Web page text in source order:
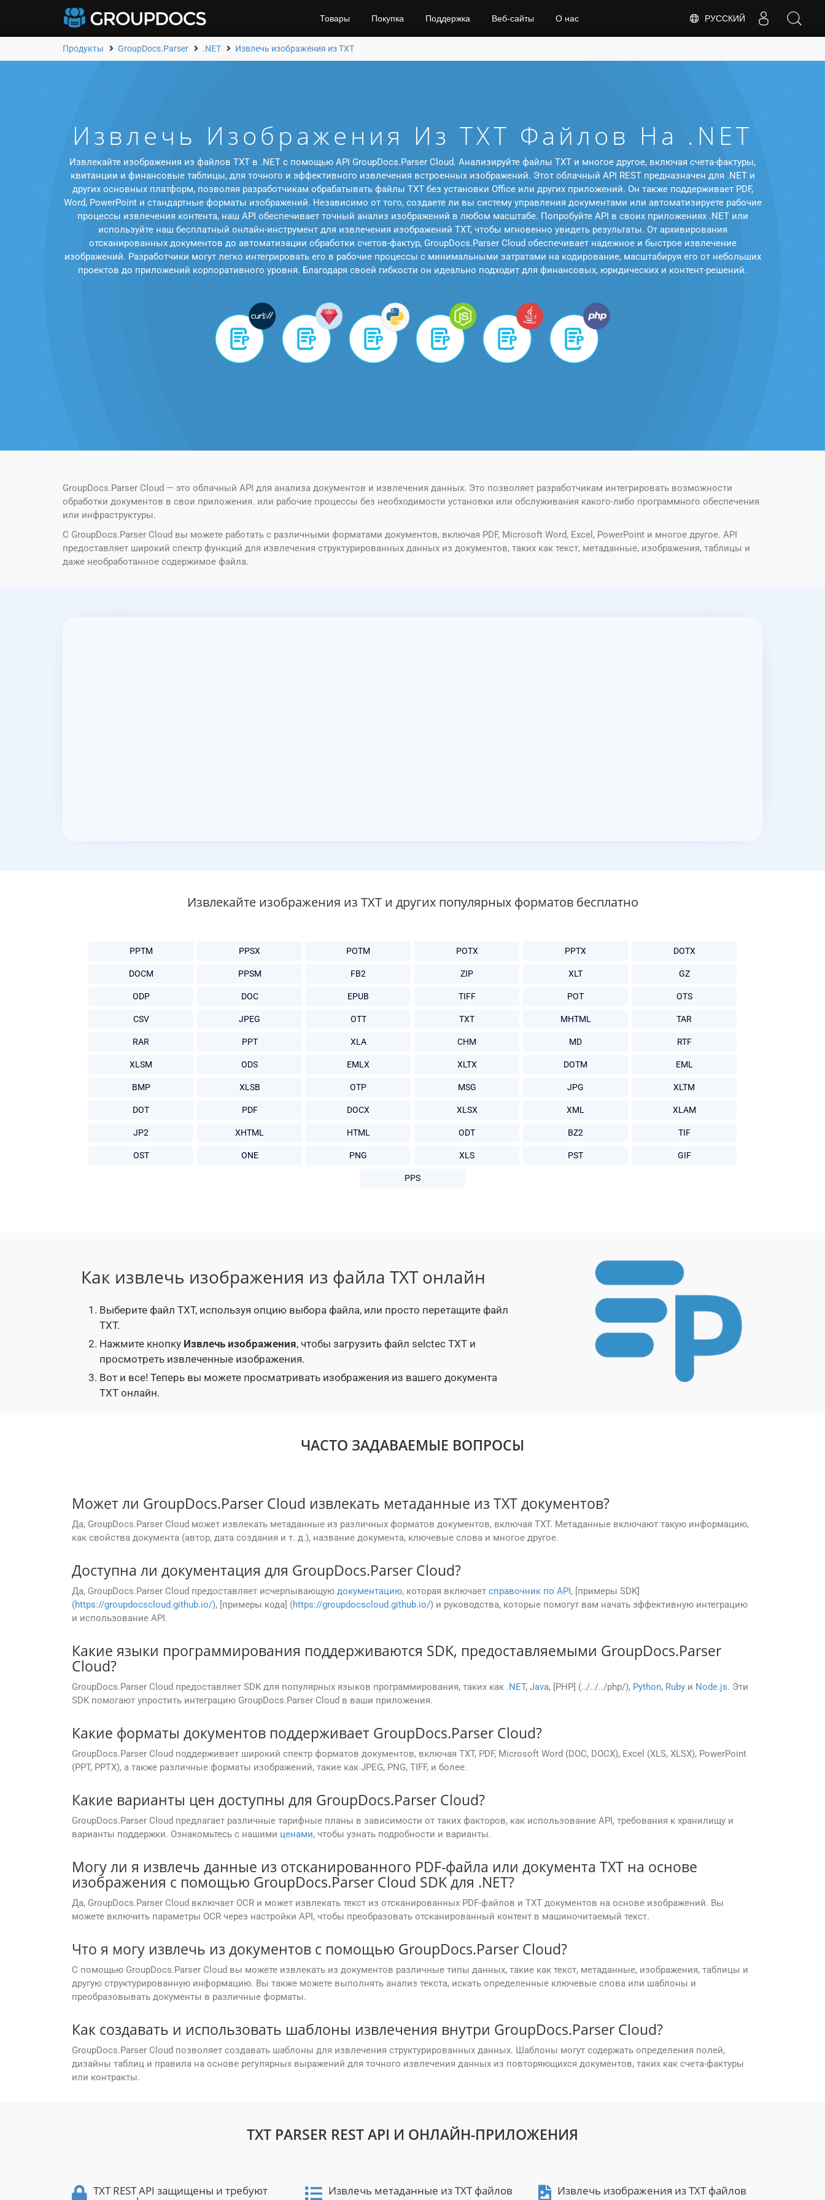
РУССКИЙ
Товары Покупка Поддержка Веб-сайты О нас
Продукты GroupDocs.Parser .NET Извлечь изображения из TXT
Извлечь Изображения Из TXT Файлов На .NET
Извлекайте изображения из файлов TXT в .NET с помощью API GroupDocs.Parser Cloud. Анализируйте файлы TXT и многое другое, включая счета-фактуры,
квитанции и финансовые таблицы, для точного и эффективного извлечения встроенных изображений. Этот облачный API REST предназначен для .NET и
других основных платформ, позволяя разработчикам обрабатывать файлы TXT без установки Office или других приложений. Он также поддерживает PDF,
Word, PowerPoint и стандартные форматы изображений. Независимо от того, создаете ли вы систему управления документами или автоматизируете рабочие
процессы извлечения контента, наш API обеспечивает точный анализ изображений в любом масштабе. Попробуйте API в своих приложениях .NET или
используйте наш бесплатный онлайн-инструмент для извлечения изображений TXT, чтобы мгновенно увидеть результаты. От архивирования
отсканированных документов до автоматизации обработки счетов-фактур, GroupDocs.Parser Cloud обеспечивает надежное и быстрое извлечение
изображений. Разработчики могут легко интегрировать его в рабочие процессы с минимальными затратами на кодирование, масштабируя его от небольших
проектов до приложений корпоративного уровня. Благодаря своей гибкости он идеально подходит для финансовых, юридических и контент-решений.
GroupDocs.Parser Cloud — это облачный API для анализа документов и извлечения данных. Это позволяет разработчикам интегрировать возможности
обработки документов в свои приложения. или рабочие процессы без необходимости установки или обслуживания какого-либо программного обеспечения
или инфраструктуры.
С GroupDocs.Parser Cloud вы можете работать с различными форматами документов, включая PDF, Microsoft Word, Excel, PowerPoint и многое другое. API
предоставляет широкий спектр функций для извлечения структурированных данных из документов, таких как текст, метаданные, изображения, таблицы и
даже необработанное содержимое файла.
Извлекайте изображения из TXT и других популярных форматов бесплатно
PPTM PPSX POTM POTX PPTX DOTX
DOCM PPSM FB2 ZIP XLT GZ
ODP DOC EPUB TIFF POT OTS
CSV JPEG OTT TXT MHTML TAR
RAR PPT XLA CHM MD RTF
XLSM ODS EMLX XLTX DOTM EML
BMP XLSB OTP MSG JPG XLTM
DOT PDF DOCX XLSX XML XLAM
JP2 XHTML HTML ODT BZ2 TIF
OST ONE PNG XLS PST GIF
PPS
Как извлечь изображения из файла TXT онлайн
Выберите файл TXT, используя опцию выбора файла, или просто перетащите файл
TXT.
Нажмите кнопку Извлечь изображения, чтобы загрузить файл selctec TXT и
просмотреть извлеченные изображения.
Вот и все! Теперь вы можете просматривать изображения из вашего документа
TXT онлайн.
ЧАСТО ЗАДАВАЕМЫЕ ВОПРОСЫ
Может ли GroupDocs.Parser Cloud извлекать метаданные из TXT документов?
Да, GroupDocs.Parser Cloud может извлекать метаданные из различных форматов документов, включая TXT. Метаданные включают такую информацию,
как свойства документа (автор, дата создания и т. д.), название документа, ключевые слова и многое другое.
Доступна ли документация для GroupDocs.Parser Cloud?
Да, GroupDocs.Parser Cloud предоставляет исчерпывающую документацию, которая включает справочник по API, [примеры SDK]
(https://groupdocscloud.github.io/), [примеры кода] (https://groupdocscloud.github.io/) и руководства, которые помогут вам начать эффективную интеграцию
и использование API.
Какие языки программирования поддерживаются SDK, предоставляемыми GroupDocs.Parser
Cloud?
GroupDocs.Parser Cloud предоставляет SDK для популярных языков программирования, таких как .NET, Java, [PHP] (../../../php/), Python, Ruby и Node.js. Эти
SDK помогают упростить интеграцию GroupDocs.Parser Cloud в ваши приложения.
Какие форматы документов поддерживает GroupDocs.Parser Cloud?
GroupDocs.Parser Cloud поддерживает широкий спектр форматов документов, включая TXT, PDF, Microsoft Word (DOC, DOCX), Excel (XLS, XLSX), PowerPoint
(PPT, PPTX), а также различные форматы изображений, такие как JPEG, PNG, TIFF, и более.
Какие варианты цен доступны для GroupDocs.Parser Cloud?
GroupDocs.Parser Cloud предлагает различные тарифные планы в зависимости от таких факторов, как использование API, требования к хранилищу и
варианты поддержки. Ознакомьтесь с нашими ценами, чтобы узнать подробности и варианты.
Могу ли я извлечь данные из отсканированного PDF-файла или документа TXT на основе
изображения с помощью GroupDocs.Parser Cloud SDK для .NET?
Да, GroupDocs.Parser Cloud включает OCR и может извлекать текст из отсканированных PDF-файлов и TXT документов на основе изображений. Вы
можете включить параметры OCR через настройки API, чтобы преобразовать отсканированный контент в машиночитаемый текст.
Что я могу извлечь из документов с помощью GroupDocs.Parser Cloud?
С помощью GroupDocs.Parser Cloud вы можете извлекать из документов различные типы данных, такие как текст, метаданные, изображения, таблицы и
другую структурированную информацию. Вы также можете выполнять анализ текста, искать определенные ключевые слова или шаблоны и
преобразовывать документы в различные форматы.
Как создавать и использовать шаблоны извлечения внутри GroupDocs.Parser Cloud?
GroupDocs.Parser Cloud позволяет создавать шаблоны для извлечения структурированных данных. Шаблоны могут содержать определения полей,
дизайны таблиц и правила на основе регулярных выражений для точного извлечения данных из повторяющихся документов, таких как счета-фактуры
или контракты.
TXT PARSER REST API И ОНЛАЙН-ПРИЛОЖЕНИЯ
TXT REST API защищены и требуют Извлечь метаданные из TXT файлов Извлечь изображения из TXT файлов